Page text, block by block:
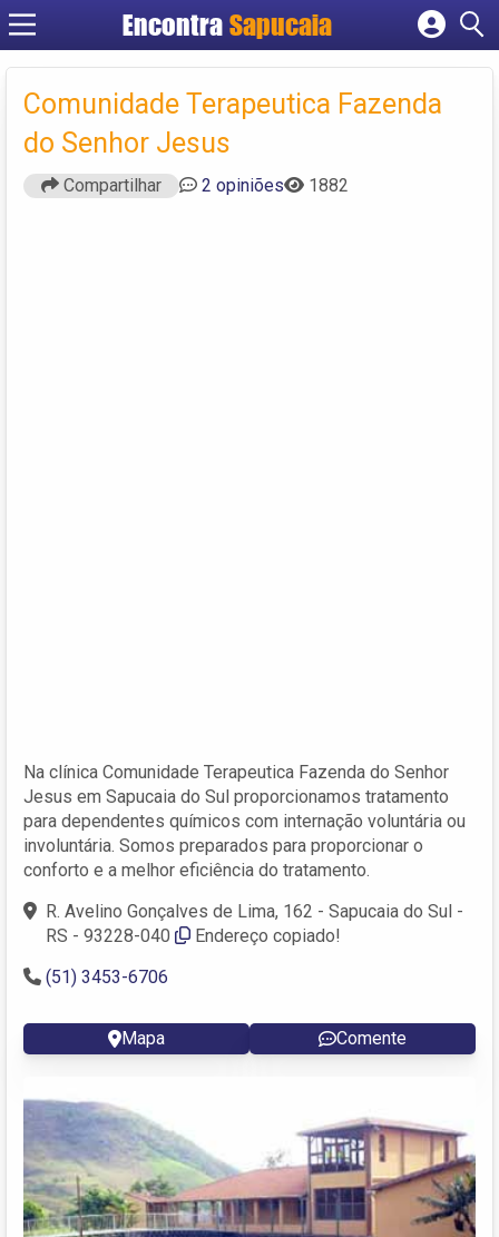
Encontra
Cadastrar empresa
Criar conta
Comunidade Terapeutica Fazenda
do Senhor Jesus
Compartilhar 2 opiniões 1882
Na clínica Comunidade Terapeutica Fazenda do Senhor
Jesus em Sapucaia do Sul proporcionamos tratamento
para dependentes químicos com internação voluntária ou
involuntária. Somos preparados para proporcionar o
conforto e a melhor eficiência do tratamento.
R. Avelino Gonçalves de Lima, 162 - Sapucaia do Sul -
RS - 93228-040
Endereço copiado!
(51) 3453-6706
Mapa Comente